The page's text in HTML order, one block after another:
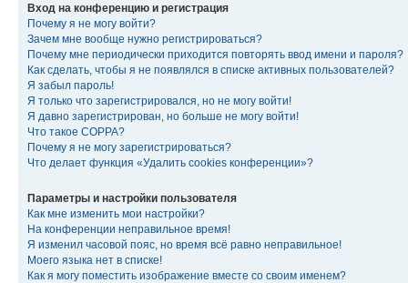
Вход на конференцию и регистрация
Почему я не могу войти?
Зачем мне вообще нужно регистрироваться?
Почему мне периодически приходится повторять ввод имени и пароля?
Как сделать, чтобы я не появлялся в списке активных пользователей?
Я забыл пароль!
Я только что зарегистрировался, но не могу войти!
Я давно зарегистрирован, но больше не могу войти!
Что такое COPPA?
Почему я не могу зарегистрироваться?
Что делает функция «Удалить cookies конференции»?
Параметры и настройки пользователя
Как мне изменить мои настройки?
На конференции неправильное время!
Я изменил часовой пояс, но время всё равно неправильное!
Моего языка нет в списке!
Как я могу поместить изображение вместе со своим именем?